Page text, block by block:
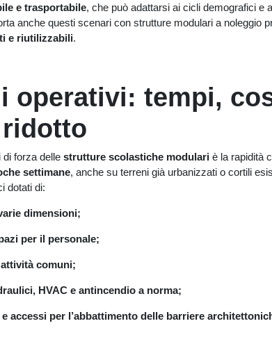
e trasportabile, che può adattarsi ai cicli demografici e
anche questi scenari con strutture modulari a noleggio
e riutilizzabili.
operativi: tempi,
di forza delle strutture scolastiche modulari è la rapidità
settimane, anche su terreni già urbanizzati o cortili
dotati di:
dimensioni;
per il personale;
comuni;
HVAC e antincendio a norma;
accessi per l’abbattimento delle barriere